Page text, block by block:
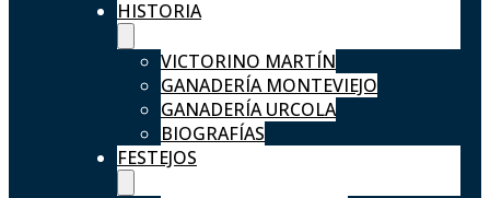
HISTORIA
VICTORINO MARTÍN
GANADERÍA MONTEVIEJO
GANADERÍA URCOLA
BIOGRAFÍAS
FESTEJOS